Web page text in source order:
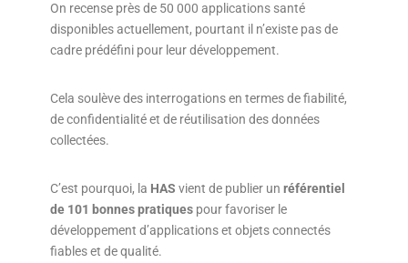
On recense près de 50 000 applications santé
disponibles actuellement, pourtant il n’existe pas de
cadre prédéfini pour leur développement.
Cela soulève des interrogations en termes de fiabilité,
de confidentialité et de réutilisation des données
collectées.
C’est pourquoi, la HAS vient de publier un référentiel
de 101 bonnes pratiquespour favoriser le
développement d’applications et objets connectés
fiables et de qualité.